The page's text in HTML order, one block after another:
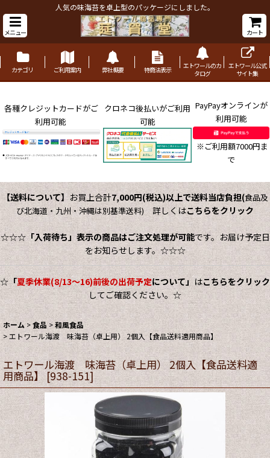
人気の味海苔を卓上型のパッケージにしました。
メニュー カート
カテゴリ ご利用案内 弊社概要 特商法表示
エトワールのカ
タログ
エトワール公式
サイト集
各種クレジットカードがご
利用可能
クロネコ後払いがご利用
可能
PayPayオンラインが
利用可能
※ご利用額7000円ま
で
【送料について】 お買上合計7,000円(税込)以上で送料当店負担(食品及
び北海道・九州・沖縄は別基準送料)詳しくはこちらをクリック
☆☆☆「入荷待ち」表示の商品はご注文処理が可能です。お届け予定日
をお知らせします。☆☆☆
☆「夏季休業(8/13～16)前後の出荷予定について」はこちらをクリック
してご確認ください。☆
ホーム >食品 >和風食品
>エトワール海渡 味海苔（卓上用） 2個入【食品送料適用商品】
エトワール海渡 味海苔（卓上用） 2個入【食品送料適
用商品】[938-151]